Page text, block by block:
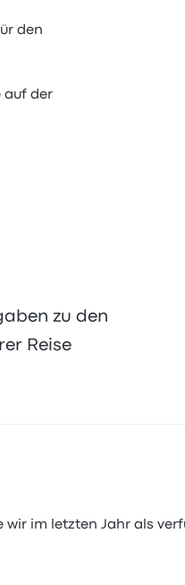
den
auf der
zu den
Reise
wir im letzten Jahr als